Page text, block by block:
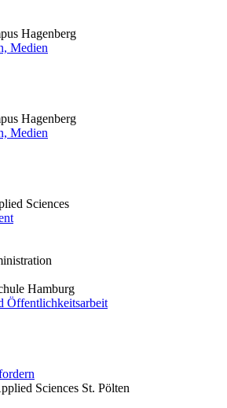
Hagenberg
Medien
Hagenberg
Medien
Sciences
Hamburg
Öffentlichkeitsarbeit
Sciences St. Pölten